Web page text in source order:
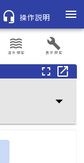
headset_mic 操作説明
menu
浸水想定
waves
表示設定
build
fullscreen open_in_new
arrow_drop_down